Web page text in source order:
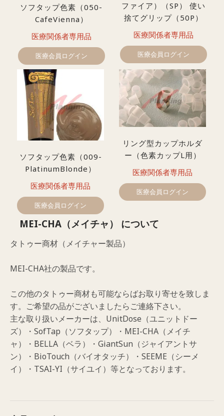
ソフタップ色素（050-
CafeVienna）
医療関係者専用品
医療会員ログイン
ファイア）（SP） 使い
捨てグリップ（50P）
医療関係者専用品
医療会員ログイン
ソフタップ色素（009-
PlatinumBlonde）
医療関係者専用品
医療会員ログイン
リング型カップホルダ
ー（色素カップL用）
医療関係者専用品
医療会員ログイン
MEI-CHA（メイチャ） について
タトゥー商材（メイチャー製品）
MEI-CHA社の製品です。
この他のタトゥー商材も可能ならばお取り寄せを致しま
す。ご希望の品がございましたらご連絡下さい。
主な取り扱いメーカーは、UnitDose（ユニットドー
ズ）・SofTap（ソフタップ）・MEI-CHA（メイチ
ャ）・BELLA（ベラ）・GiantSun（ジャイアントサ
ン）・BioTouch（バイオタッチ）・SEEME（シーメ
イ）・TSAI-YI（サイユイ）等となっております。